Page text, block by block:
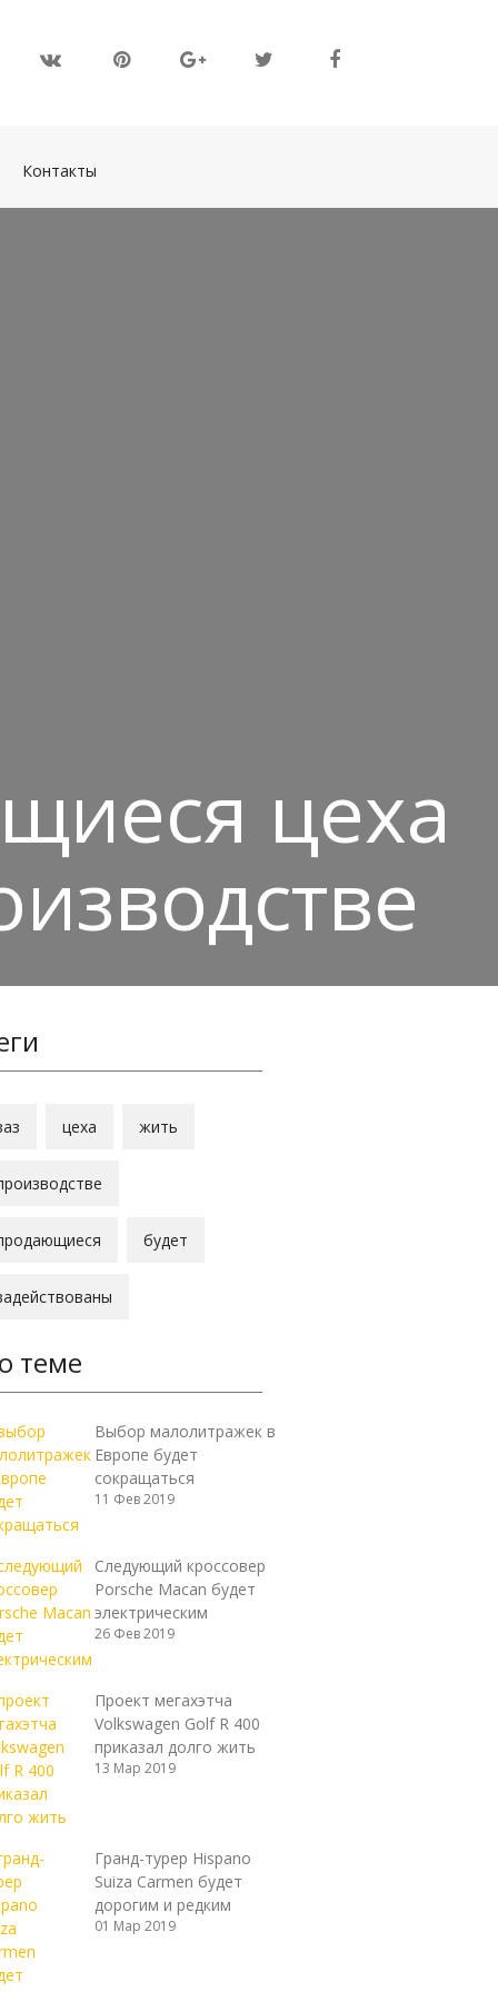
Контакты
цеха
цеха жить
будет
теме
Выбор малолитражек в
Европе будет
сокращаться
11 Фев 2019
Следующий кроссовер
Porsche Macan будет
электрическим
26 Фев 2019
Проект мегахэтча
Volkswagen Golf R 400
приказал долго жить
13 Мар 2019
Гранд-турер Hispano
Suiza Carmen будет
дорогим и редким
01 Мар 2019